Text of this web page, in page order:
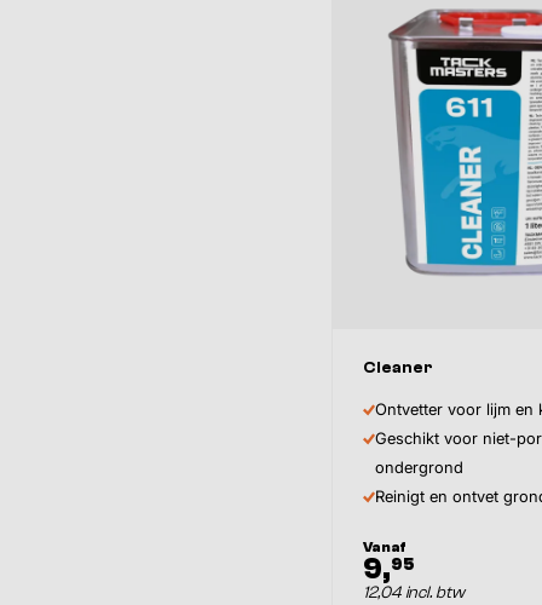
Cleaner
Ontvetter voor lijm en
Geschikt voor niet-
ondergrond
Reinigt en ontvet
Vanaf
9,95
12,04 incl. btw